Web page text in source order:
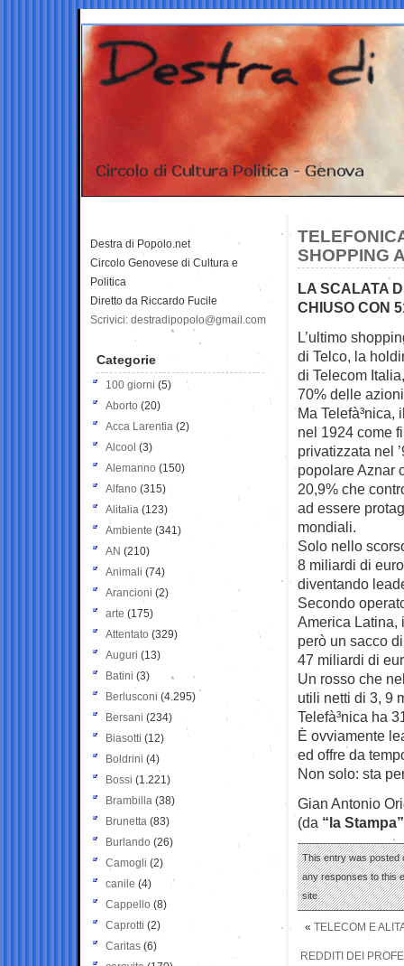
SHOPPING
LA SCALATA
CHIUSO CON
L’ultimo
di Telco, la
di Telecom
70% delle
Ma Telefà³nica,
nel 1924 come
privatizzata nel
popolare Aznar
20,9% che
ad essere
mondiali.
Solo nello
8 miliardi di
diventando
Secondo
America Latina,
però un sacco
47 miliardi di
Un rosso che
utili netti di 3, 9
Telefà³nica ha
È ovviamente
ed offre da
Non solo: sta
Gian Antonio
(da “la Stampa”
This entry was posted
any responses to this
site.
« TELECOM E
REDDITI DEI
Destra di Popolo.net
Circolo Genovese di Cultura e
Politica
Diretto da Riccardo Fucile
Scrivici: destradipopolo@gmail.com
Categorie
100 giorni (5)
Aborto (20)
Acca Larentia (2)
Alcool (3)
Alemanno (150)
Alfano (315)
Alitalia (123)
Ambiente (341)
AN (210)
Animali (74)
Arancioni (2)
arte (175)
Attentato (329)
Auguri (13)
Batini (3)
Berlusconi (4.295)
Bersani (234)
Biasotti (12)
Boldrini (4)
Bossi (1.221)
Brambilla (38)
Brunetta (83)
Burlando (26)
Camogli (2)
canile (4)
Cappello (8)
Caprotti (2)
Caritas (6)